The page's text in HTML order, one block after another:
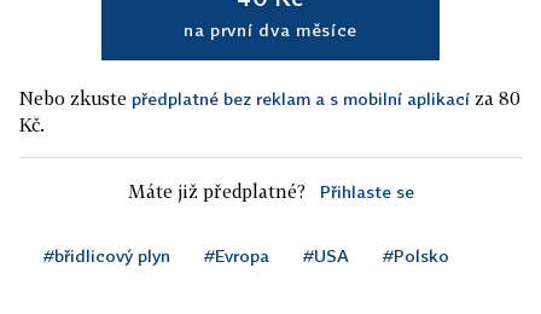
na první dva měsíce
Nebo zkuste předplatné bez reklam a s mobilní aplikací za 80
Kč.
Máte již předplatné? Přihlaste se
#břidlicový plyn #Evropa #USA #Polsko